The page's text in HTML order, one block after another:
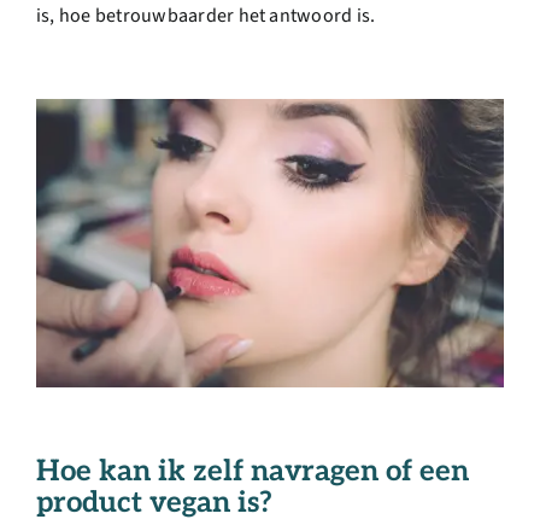
is, hoe betrouwbaarder het antwoord is.
Hoe kan ik zelf navragen of een
product vegan is?